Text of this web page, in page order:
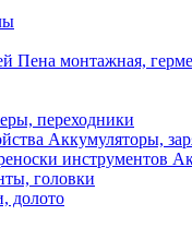
Пена монтажная,
переходники
Аккумуляторы,
головки
долото